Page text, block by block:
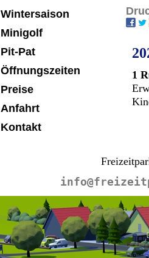
Navigation
Wintersaison
Minigolf
Pit-Pat
Öffnungszeiten
Preise
Anfahrt
Kontakt
1